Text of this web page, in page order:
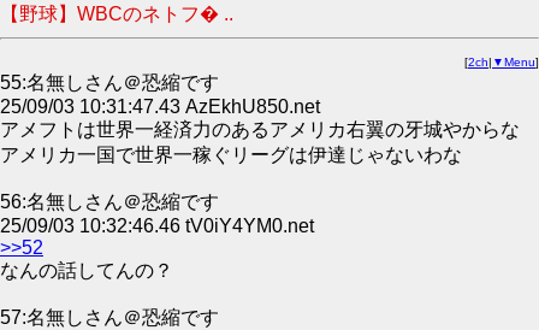
【野球】WBCのネトフ� ..
[2ch| ▼Menu]
55:名無しさん＠恐縮です
25/09/03 10:31:47.43 AzEkhU850.net
アメフトは世界一経済力のあるアメリカ右翼の牙城やからな
アメリカ一国で世界一稼ぐリーグは伊達じゃないわな
56:名無しさん＠恐縮です
25/09/03 10:32:46.46 tV0iY4YM0.net
>>52
なんの話してんの？
57:名無しさん＠恐縮です